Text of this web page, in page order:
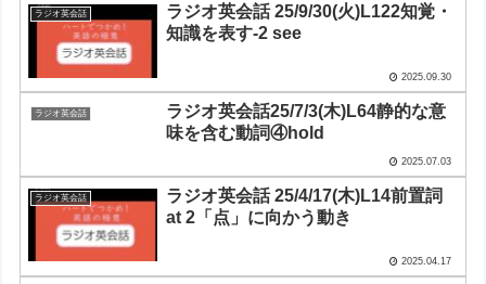
ラジオ英会話
ラジオ英会話 25/9/30(火)L122知覚・
知識を表す-2 see
2025.09.30
ラジオ英会話
ラジオ英会話25/7/3(木)L64静的な意
味を含む動詞④hold
2025.07.03
ラジオ英会話
ラジオ英会話 25/4/17(木)L14前置詞
at 2「点」に向かう動き
2025.04.17